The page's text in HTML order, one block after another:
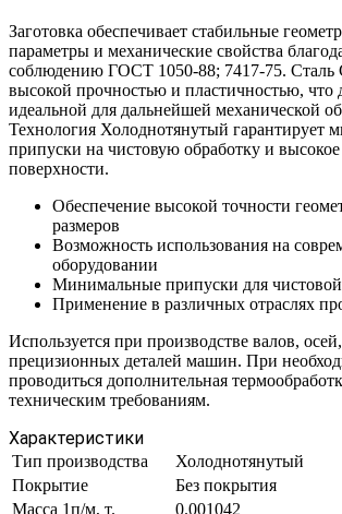
Заготовка обеспечивает стабильные
параметры и механические свойства
соблюдению ГОСТ 1050-88; 7417-75. Сталь
высокой прочностью и пластичностью, что
идеальной для дальнейшей механической
Технология Холоднотянутый гарантирует
припуски на чистовую обработку и высокое
поверхности.
Обеспечение высокой точности
размеров
Возможность использования на
оборудовании
Минимальные припуски для чистовой
Применение в различных отраслях
Используется при производстве валов,
прецизионных деталей машин. При
проводиться дополнительная
техническим требованиям.
Характеристики
Тип производства
Холоднотянутый
Покрытие
Без покрытия
Масса 1п/м, т.
0.001042